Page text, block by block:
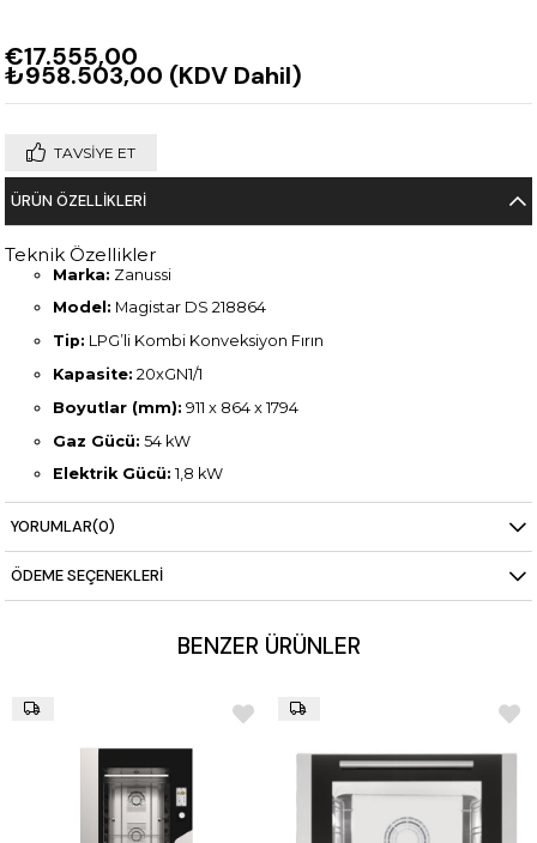
€17.555,00
₺958.503,00 (KDV Dahil)
TAVSIYE ET
ÜRÜN ÖZELLIKLERI
Teknik Özellikler
Marka: Zanussi
Model: Magistar DS 218864
Tip: LPG’li Kombi Konveksiyon Fırın
Kapasite: 20xGN1/1
Boyutlar (mm): 911 x 864 x 1794
Gaz Gücü: 54 kW
Elektrik Gücü: 1,8 kW
Ağırlık:288 kg
YORUMLAR(0)
ÖDEME SEÇENEKLERI
BENZER ÜRÜNLER